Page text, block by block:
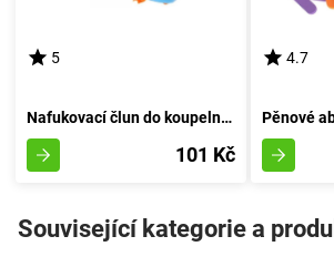
5
Nafukovací člun do koupelny - červený
101 Kč
4.7
Související kategorie a